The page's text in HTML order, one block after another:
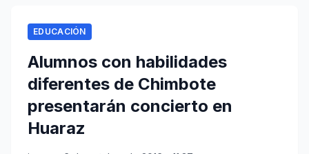
EDUCACIÓN
Alumnos con habilidades
diferentes de Chimbote
presentarán concierto en
Huaraz